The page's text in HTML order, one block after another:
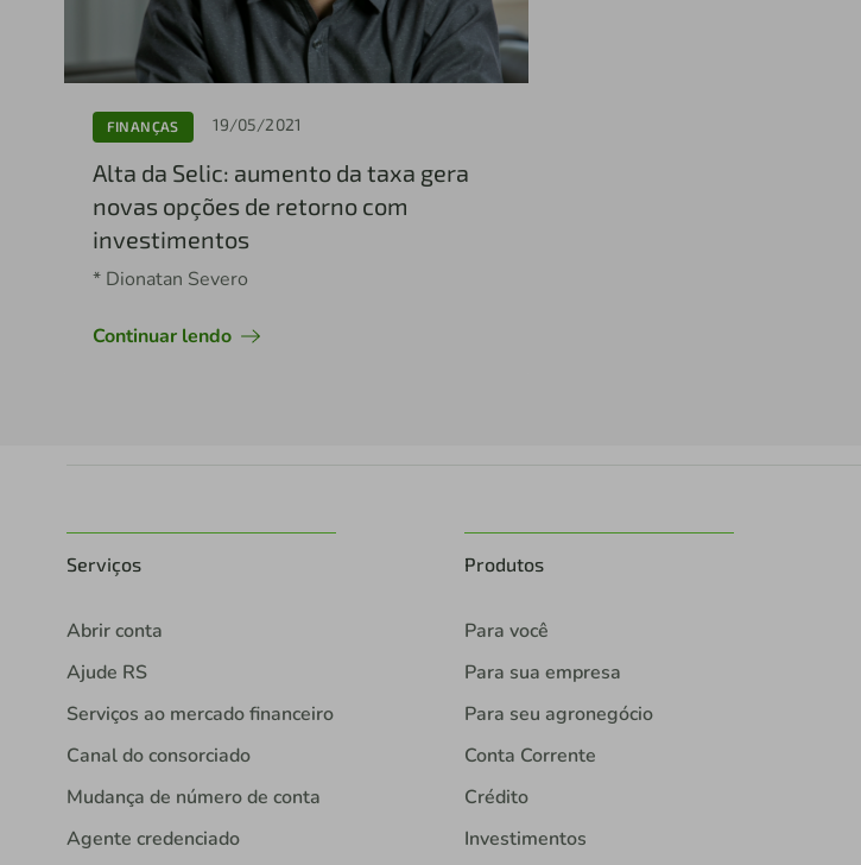
FINANÇAS 19/05/2021
Alta da Selic: aumento da taxa gera
novas opções de retorno com
investimentos
* Dionatan Severo
Continuar lendo
Serviços
Abrir conta
Ajude RS
Serviços ao mercado financeiro
Canal do consorciado
Mudança de número de conta
Agente credenciado
Produtos
Para você
Para sua empresa
Para seu agronegócio
Conta Corrente
Crédito
Investimentos